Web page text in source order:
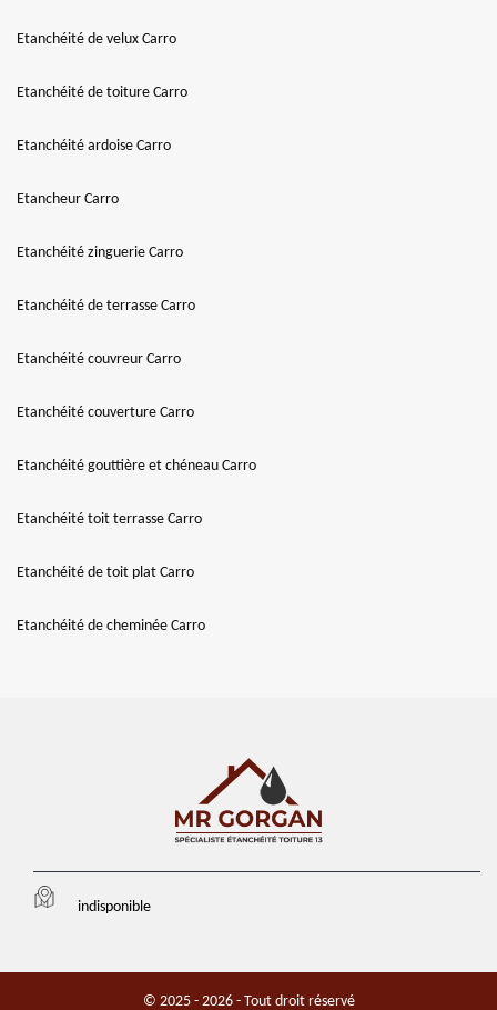
Etanchéité de velux Carro
Etanchéité de toiture Carro
Etanchéité ardoise Carro
Etancheur Carro
Etanchéité zinguerie Carro
Etanchéité de terrasse Carro
Etanchéité couvreur Carro
Etanchéité couverture Carro
Etanchéité gouttière et chéneau Carro
Etanchéité toit terrasse Carro
Etanchéité de toit plat Carro
Etanchéité de cheminée Carro
indisponible
© 2025 - 2026 - Tout droit réservé